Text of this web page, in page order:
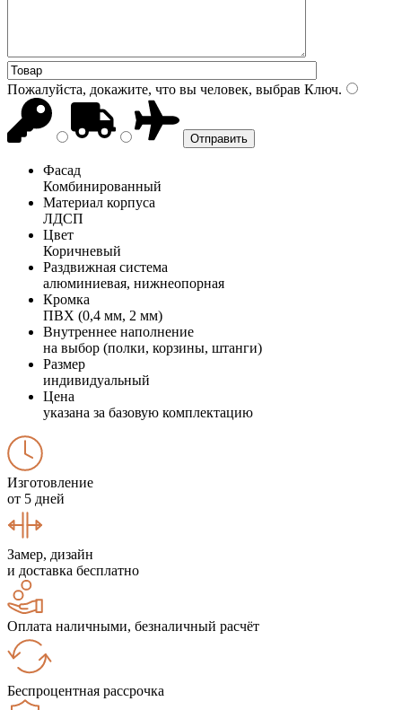
Пожалуйста, докажите, что вы человек, выбрав Ключ.
Фасад
Комбинированный
Материал корпуса
ЛДСП
Цвет
Коричневый
Раздвижная система
алюминиевая, нижнеопорная
Кромка
ПВХ (0,4 мм, 2 мм)
Внутреннее наполнение
на выбор (полки, корзины, штанги)
Размер
индивидуальный
Цена
указана за базовую комплектацию
Изготовление
от 5 дней
Замер, дизайн
и доставка бесплатно
Оплата наличными, безналичный расчёт
Беспроцентная рассрочка